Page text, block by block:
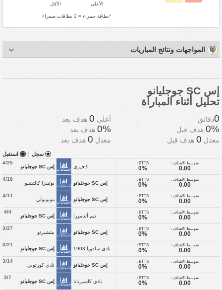
الأقل الأعلى
*بطاقة حمراء = 2 بطاقات صفراء
المواجهات ونتائج المباريات
إس SC جوجليانو
تحليل أثناء المباراة
0دقائق أعلى 0 هدف بعد
0% هدف قبل 0% هدف بعد
معدل 0 هدف قبل معدل 0 هدف بعد
سجل | استقبل
4/25
إس SC جوجليانو
إحصائيات
كافيزي
متوسط الاهداف :
0.00
BTTS :
0%
4/18
بوتينزا كالتشيو
إحصائيات
إس SC جوجليانو
متوسط الاهداف :
0.00
BTTS :
0%
4/11
مونوبولي
إحصائيات
إس SC جوجليانو
متوسط الاهداف :
0.00
BTTS :
0%
4/4
إس SC جوجليانو
إحصائيات
تيم ألتامورا
متوسط الاهداف :
0.00
BTTS :
0%
3/27
بيتشيرنو
إحصائيات
إس SC جوجليانو
متوسط الاهداف :
0.00
BTTS :
0%
3/21
إس SC جوجليانو
إحصائيات
نادي سافويا 1908
متوسط الاهداف :
0.00
BTTS :
0%
3/14
نادي كورتوني
إحصائيات
إس SC جوجليانو
متوسط الاهداف :
0.00
BTTS :
0%
3/7
إس SC جوجليانو
إحصائيات
نادي كاسيرتانا
متوسط الاهداف :
0.00
BTTS :
0%